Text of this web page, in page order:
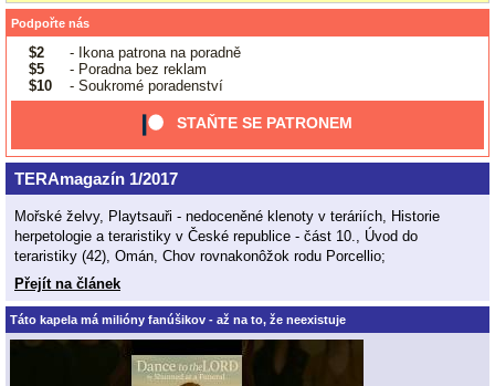
Podpořte nás
$2
- Ikona patrona na poradně
$5
- Poradna bez reklam
$10
- Soukromé poradenství
STAŇTE SE PATRONEM
TERAmagazín 1/2017
Mořské želvy, Playtsauři - nedoceněné klenoty v teráriích, Historie
herpetologie a teraristiky v České republice - část 10., Úvod do
teraristiky (42), Omán, Chov rovnakonôžok rodu Porcellio;
Přejít na článek
Táto kapela má milióny fanúšikov - až na to, že neexistuje